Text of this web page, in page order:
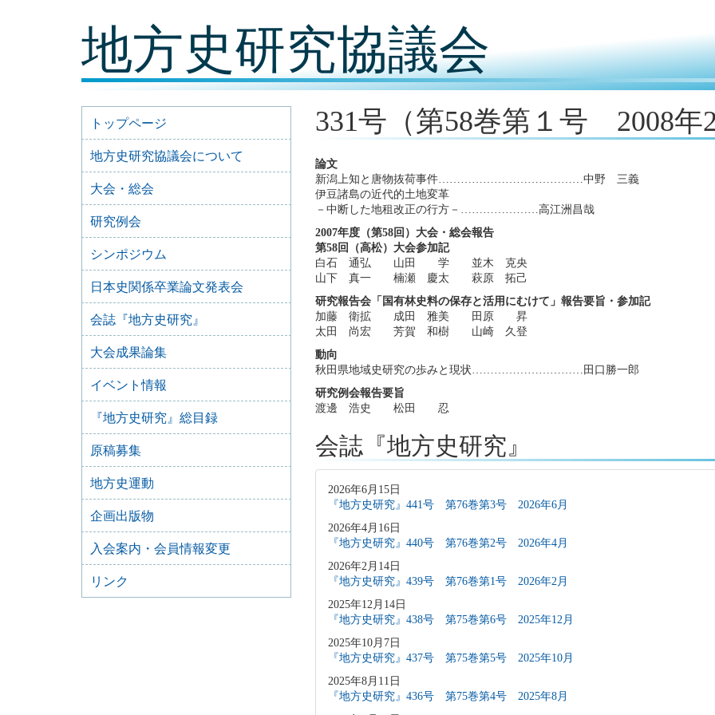
地方史研究協議会
331号（第58巻第１号 2008年
論文
新潟上知と唐物抜荷事件…………………………………中野 三義
伊豆諸島の近代的土地変革
－中断した地租改正の行方－…………………高江洲昌哉
2007年度（第58回）大会・総会報告
第58回（高松）大会参加記
白石 通弘 山田 学 並木 克央
山下 真一 楠瀬 慶太 萩原 拓己
研究報告会「国有林史料の保存と活用にむけて」報告要旨・参加記
加藤 衛拡 成田 雅美 田原 昇
太田 尚宏 芳賀 和樹 山崎 久登
動向
秋田県地域史研究の歩みと現状…………………………田口勝一郎
研究例会報告要旨
渡邊 浩史 松田 忍
会誌『地方史研究』
2026年6月15日
『地方史研究』441号 第76巻第3号 2026年6月
2026年4月16日
『地方史研究』440号 第76巻第2号 2026年4月
2026年2月14日
『地方史研究』439号 第76巻第1号 2026年2月
2025年12月14日
『地方史研究』438号 第75巻第6号 2025年12月
2025年10月7日
『地方史研究』437号 第75巻第5号 2025年10月
2025年8月11日
『地方史研究』436号 第75巻第4号 2025年8月
トップページ
地方史研究協議会について
大会・総会
研究例会
シンポジウム
日本史関係卒業論文発表会
会誌『地方史研究』
大会成果論集
イベント情報
『地方史研究』総目録
原稿募集
地方史運動
企画出版物
入会案内・会員情報変更
リンク